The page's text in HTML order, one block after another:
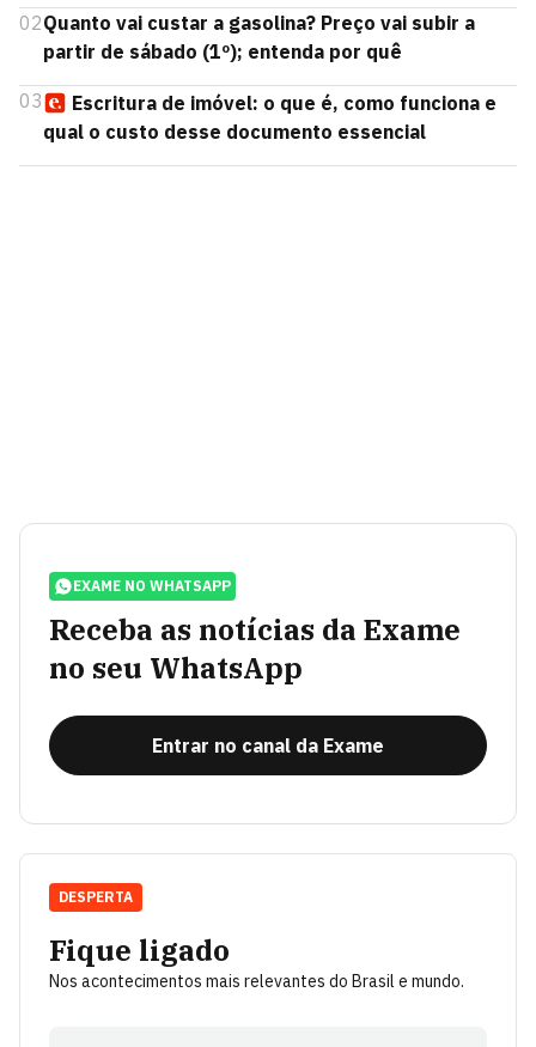
02Quanto vai custar a gasolina? Preço vai subir a
partir de sábado (1º); entenda por quê
03
Escritura de imóvel: o que é, como funciona e
qual o custo desse documento essencial
EXAME NO WHATSAPP
Receba as notícias da Exame
no seu WhatsApp
Entrar no canal da Exame
Fique ligado
Nos acontecimentos mais relevantes do Brasil e mundo.
DESPERTA